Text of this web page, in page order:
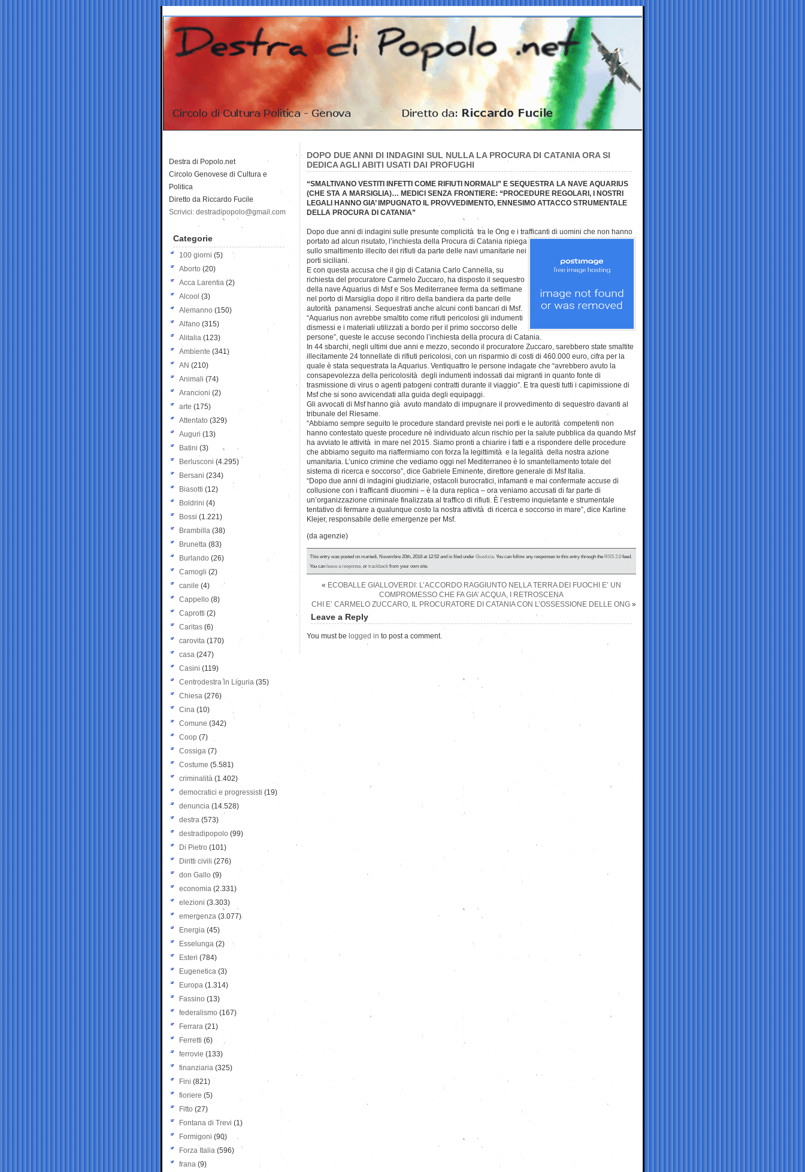
DOPO DUE ANNI DI INDAGINI SUL NULLA LA PROCURA DI CATANIA ORA SI
DEDICA AGLI ABITI USATI DAI PROFUGHI
“SMALTIVANO VESTITI INFETTI COME RIFIUTI NORMALI” E SEQUESTRA LA NAVE AQUARIUS
(CHE STA A MARSIGLIA)… MEDICI SENZA FRONTIERE: “PROCEDURE REGOLARI, I NOSTRI
LEGALI HANNO GIA’ IMPUGNATO IL PROVVEDIMENTO, ENNESIMO ATTACCO STRUMENTALE
DELLA PROCURA DI CATANIA”
Dopo due anni di indagini sulle presunte complicità tra le Ong e i trafficanti di uomini che non hanno
portato ad alcun risutato, l’inchiesta della Procura di Catania ripiega
sullo smaltimento illecito dei rifiuti da parte delle navi umanitarie nei
porti siciliani.
E con questa accusa che il gip di Catania Carlo Cannella, su
richiesta del procuratore Carmelo Zuccaro, ha disposto il sequestro
della nave Aquarius di Msf e Sos Mediterranee ferma da settimane
nel porto di Marsiglia dopo il ritiro della bandiera da parte delle
autorità panamensi. Sequestrati anche alcuni conti bancari di Msf.
“Aquarius non avrebbe smaltito come rifiuti pericolosi gli indumenti
dismessi e i materiali utilizzati a bordo per il primo soccorso delle
persone”, queste le accuse secondo l’inchiesta della procura di Catania.
In 44 sbarchi, negli ultimi due anni e mezzo, secondo il procuratore Zuccaro, sarebbero state smaltite
illecitamente 24 tonnellate di rifiuti pericolosi, con un risparmio di costi di 460.000 euro, cifra per la
quale è stata sequestrata la Aquarius. Ventiquattro le persone indagate che “avrebbero avuto la
consapevolezza della pericolosità degli indumenti indossati dai migranti in quanto fonte di
trasmissione di virus o agenti patogeni contratti durante il viaggio”. E tra questi tutti i capimissione di
Msf che si sono avvicendati alla guida degli equipaggi.
Gli avvocati di Msf hanno già avuto mandato di impugnare il provvedimento di sequestro davanti al
tribunale del Riesame.
“Abbiamo sempre seguito le procedure standard previste nei porti e le autorità competenti non
hanno contestato queste procedure nè individuato alcun rischio per la salute pubblica da quando Msf
ha avviato le attività in mare nel 2015. Siamo pronti a chiarire i fatti e a rispondere delle procedure
che abbiamo seguito ma riaffermiamo con forza la legittimità e la legalità della nostra azione
umanitaria. L’unico crimine che vediamo oggi nel Mediterraneo è lo smantellamento totale del
sistema di ricerca e soccorso”, dice Gabriele Eminente, direttore generale di Msf Italia.
“Dopo due anni di indagini giudiziarie, ostacoli burocratici, infamanti e mai confermate accuse di
collusione con i trafficanti diuomini – è la dura replica – ora veniamo accusati di far parte di
un’organizzazione criminale finalizzata al traffico di rifiuti. È l’estremo inquietante e strumentale
tentativo di fermare a qualunque costo la nostra attività di ricerca e soccorso in mare”, dice Karline
Klejer, responsabile delle emergenze per Msf.
(da agenzie)
This entry was posted on martedì, Novembre 20th, 2018 at 12:52 and is filed underGiustizia. You can follow any responses to this entry through theRSS 2.0feed.
You canleave a response, ortrackbackfrom your own site.
« ECOBALLE GIALLOVERDI: L’ACCORDO RAGGIUNTO NELLA TERRA DEI FUOCHI E’ UN
COMPROMESSO CHE FA GIA’ ACQUA, I RETROSCENA
CHI E’ CARMELO ZUCCARO, IL PROCURATORE DI CATANIA CON L’OSSESSIONE DELLE ONG »
Leave a Reply
You must be logged in to post a comment.
Destra di Popolo.net
Circolo Genovese di Cultura e
Politica
Diretto da Riccardo Fucile
Scrivici: destradipopolo@gmail.com
Categorie
100 giorni (5)
Aborto (20)
Acca Larentia (2)
Alcool (3)
Alemanno (150)
Alfano (315)
Alitalia (123)
Ambiente (341)
AN (210)
Animali (74)
Arancioni (2)
arte (175)
Attentato (329)
Auguri (13)
Batini (3)
Berlusconi (4.295)
Bersani (234)
Biasotti (12)
Boldrini (4)
Bossi (1.221)
Brambilla (38)
Brunetta (83)
Burlando (26)
Camogli (2)
canile (4)
Cappello (8)
Caprotti (2)
Caritas (6)
carovita (170)
casa (247)
Casini (119)
Centrodestra in Liguria (35)
Chiesa (276)
Cina (10)
Comune (342)
Coop (7)
Cossiga (7)
Costume (5.581)
criminalità (1.402)
democratici e progressisti (19)
denuncia (14.528)
destra (573)
destradipopolo (99)
Di Pietro (101)
Diritti civili (276)
don Gallo (9)
economia (2.331)
elezioni (3.303)
emergenza (3.077)
Energia (45)
Esselunga (2)
Esteri (784)
Eugenetica (3)
Europa (1.314)
Fassino (13)
federalismo (167)
Ferrara (21)
Ferretti (6)
ferrovie (133)
finanziaria (325)
Fini (821)
fioriere (5)
Fitto (27)
Fontana di Trevi (1)
Formigoni (90)
Forza Italia (596)
frana (9)